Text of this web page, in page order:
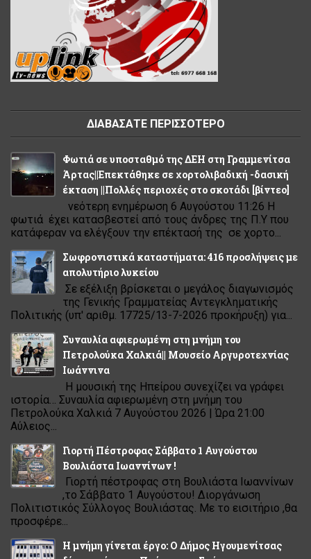
ΔΙΑΒΑΣΑΤΕ ΠΕΡΙΣΣΟΤΕΡΟ
Φωτιά σε υποσταθμό της ΔΕΗ στη Γραμμενίτσα
Άρτας||Επεκτάθηκε σε χορτολιβαδική -δασική
έκταση ||Πολλές περιοχές στο σκοτάδι [βίντεο]
νεότερη ενημέρωση 6 Αυγούστου 11:26 Η
φωτιά έχει κατασβεστεί από τους άνδρες της Π.Υ που
κατάφεραν να ελέγξουν την επέκτασή της σε χορτο...
Σωφρονιστικά καταστήματα: 416 προσλήψεις με
απολυτήριο λυκείου
Σε εξέλιξη βρίσκεται ο μεγάλος διαγωνισμός
της Γενικής Γραμματείας Αντεγκληματικής
Πολιτικής (υπ' αριθμ. 17725/13-7-2026 προκήρυξη) για...
Συναυλία αφιερωμένη στη μνήμη του
Πετρολούκα Χαλκιά|| Μουσείο Αργυροτεχνίας
Ιωάννινα
Η μουσική της Ηπείρου συνεχίζει να γράφει
ιστορία… Συναυλία αφιερωμένη στη μνήμη του
Πετρολούκα Χαλκιά 7 Αυγούστου 2026 | Ώρα 21:00
Αύλειος...
Γιορτή Πέστροφας Σάββατο 1 Αυγούστου
Βουλιάστα Ιωαννίνων !
Γιορτή πέστροφας στη Βουλιάστα Ιωαννίνων
,το Σάββατο 1 Αυγούστου! Διοργάνωση
Πολιτιστικός Σύλλογος Βουλιάστας. Με το εισιτήριο ,θα
προσφέρε...
Η μνήμη γίνεται έργο: Ο Δήμος Ηγουμενίτσας